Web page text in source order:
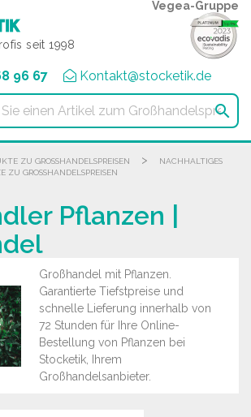
seit 1998
Vegea-Gruppe
96 67 Kontakt@stocketik.de

ZU GROSSHANDELSPREISEN >
NACHHALTIGES
ZU GROSSHANDELSPREISEN
Pflanzen |
Großhandel mit Pflanzen.
Garantierte Tiefstpreise und
schnelle Lieferung innerhalb von
72 Stunden für Ihre Online-
Bestellung von Pflanzen bei
Stocketik, Ihrem
Großhandelsanbieter.